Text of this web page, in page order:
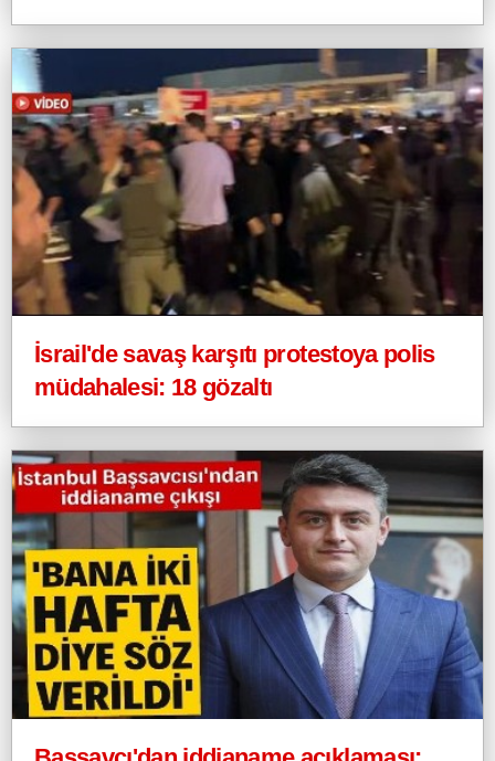
İsrail'de savaş karşıtı protestoya polis
müdahalesi: 18 gözaltı